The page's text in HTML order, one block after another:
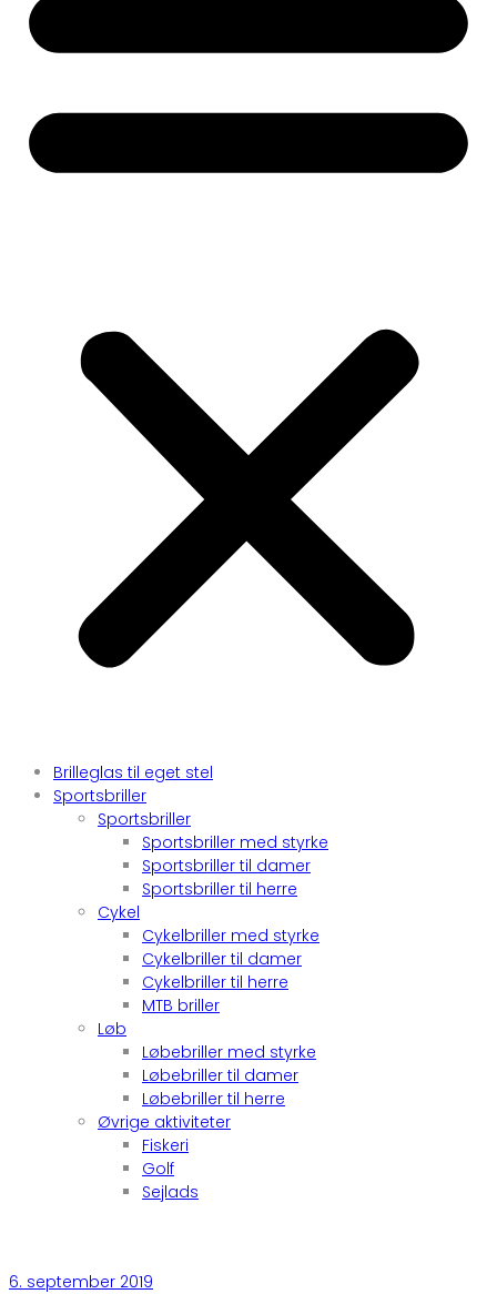
Brilleglas til eget stel
Sportsbriller
Sportsbriller
Sportsbriller med styrke
Sportsbriller til damer
Sportsbriller til herre
Cykel
Cykelbriller med styrke
Cykelbriller til damer
Cykelbriller til herre
MTB briller
Løb
Løbebriller med styrke
Løbebriller til damer
Løbebriller til herre
Øvrige aktiviteter
Fiskeri
Golf
Sejlads
6. september 2019